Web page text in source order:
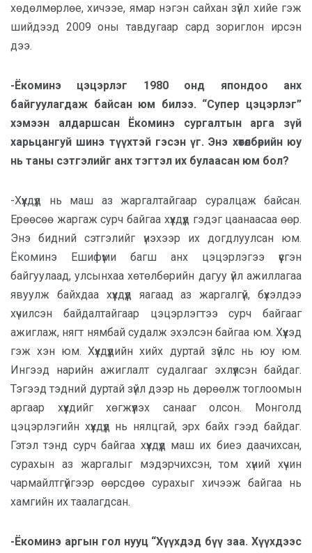
хөдөлмөрлөе, хичээе, ямар нэгэн сайхан зүйл хийе гэж
шийдээд 2009 оны тавдугаар сард зориглон ирсэн
дээ.
-Ёкоминэ цэцэрлэг 1980 онд япондоо анх
байгуулагдаж байсан юм билээ. “Супер цэцэрлэг”
хэмээн алдаршсан Ёкоминэ сургалтын арга зүй
харьцангуй шинэ түүхтэй гэсэн үг. Энэ хөтөлбөрийн юу
нь таны сэтгэлийг анх тэгтэл их булаасан юм бол?
-Хүүхдүүд нь маш аз жаргалтайгаар суралцаж байсан.
Ерөөсөө жаргаж сурч байгаа хүүхдүүд гэдэг цаанаасаа өөр.
Энэ бидний сэтгэлийг үнэхээр их догдлуулсан юм.
Ёкоминэ Ешифүми багш анх цэцэрлэгээ үүсгэн
байгуулаад, улсынхаа хөтөлбөрийн дагуу үйл ажиллагаа
явуулж байхдаа хүүхдүүд яагаад аз жаргалгүй, бүхэлдээ
хүчилсэн байдалтайгаар цэцэрлэгтээ сурч байгааг
ажиглаж, нягт нямбай судалж эхэлсэн байгаа юм. Хүүхэд
гэж хэн юм. Хүүхдүүдийн хийх дуртай зүйлс нь юу юм.
Ингээд нарийн ажиглалт судалгааг эхлүүлсэн байдаг.
Тэгээд тэдний дуртай зүйл дээр нь дөрөөлж тоглоомын
аргаар хүүхдийг хөгжүүлэх санааг олсон. Монголд
цэцэрлэгийн хүүхдүүд нь нялцгай, эрх байх гээд байдаг.
Гэтэл тэнд сурч байгаа хүүхдүүд маш их биеэ даачихсан,
сурахын аз жаргалыг мэдэрчихсэн, том хүний хүчин
чармайлтгүйгээр өөрсдөө сурахыг хичээж байгаа нь
хамгийн их таалагдсан.
-Ёкоминэ аргын гол нууц “Хүүхдэд бүү заа. Хүүхдээс